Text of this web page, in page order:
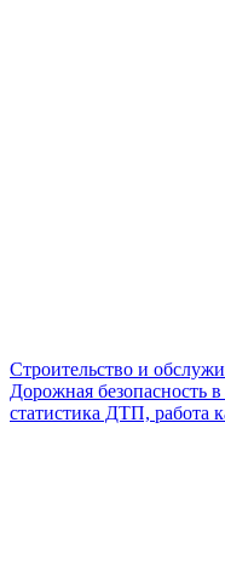
Строительство и
Дорожная безопасность
статистика ДТП, работа